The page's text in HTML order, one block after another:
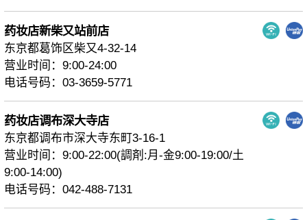
药妆店新柴又站前店
东京都葛饰区柴又4-32-14
营业时间：9:00-24:00
电话号码：03-3659-5771
药妆店调布深大寺店
东京都调布市深大寺东町3-16-1
营业时间：9:00-22:00(調剤:月-金9:00-19:00/土
9:00-14:00)
电话号码：042-488-7131